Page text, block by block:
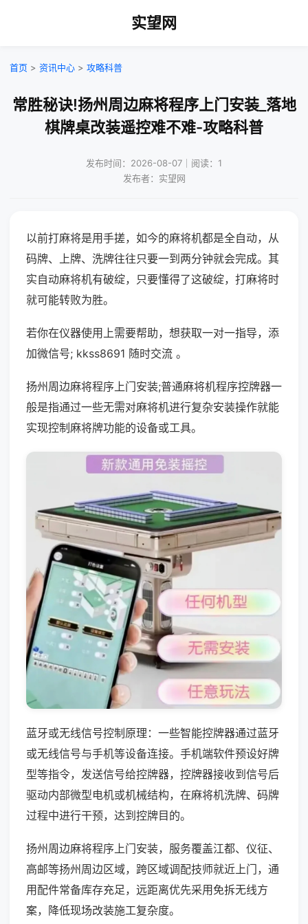
实望网
首页 > 资讯中心 > 攻略科普
常胜秘诀!扬州周边麻将程序上门安装_落地
棋牌桌改装遥控难不难-攻略科普
发布时间：2026-08-07｜阅读：1
发布者：实望网
以前打麻将是用手搓，如今的麻将机都是全自动，从
码牌、上牌、洗牌往往只要一到两分钟就会完成。其
实自动麻将机有破绽，只要懂得了这破绽，打麻将时
就可能转败为胜。
若你在仪器使用上需要帮助，想获取一对一指导，添
加微信号; kkss8691 随时交流 。
扬州周边麻将程序上门安装;普通麻将机程序控牌器一
般是指通过一些无需对麻将机进行复杂安装操作就能
实现控制麻将牌功能的设备或工具。
蓝牙或无线信号控制原理：一些智能控牌器通过蓝牙
或无线信号与手机等设备连接。手机端软件预设好牌
型等指令，发送信号给控牌器，控牌器接收到信号后
驱动内部微型电机或机械结构，在麻将机洗牌、码牌
过程中进行干预，达到控牌目的。
扬州周边麻将程序上门安装，服务覆盖江都、仪征、
高邮等扬州周边区域，跨区域调配技师就近上门，通
用配件常备库存充足，远距离优先采用免拆无线方
案，降低现场改装施工复杂度。